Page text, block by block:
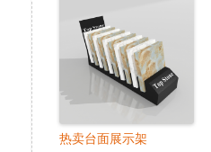
热卖台面展示架